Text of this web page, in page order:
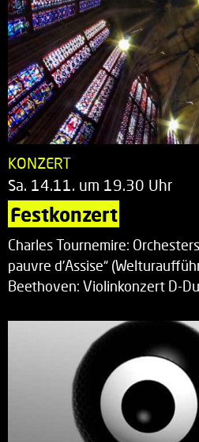
KONZERT
Sa. 14.11. um 19.30 Uhr
Festkonzert
Charles Tournemire:
pauvre d’Assise“
Beethoven: Violinkonzert D-